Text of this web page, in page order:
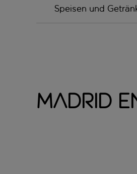
Speisen und
Madrid